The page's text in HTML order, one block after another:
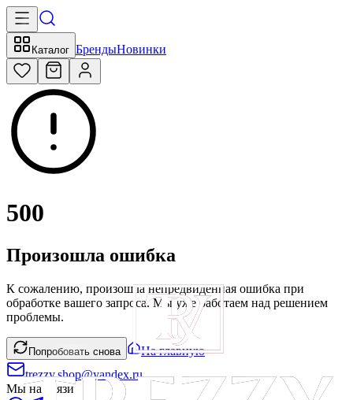
Каталог БрендыНовинки
500
Произошла ошибка
К сожалению, произошла непредвиденная ошибка при
обработке вашего запроса. Мы уже работаем над решением
проблемы.
Попробовать снова
На главную
trezzy.shop@yandex.ru
Мы на связи